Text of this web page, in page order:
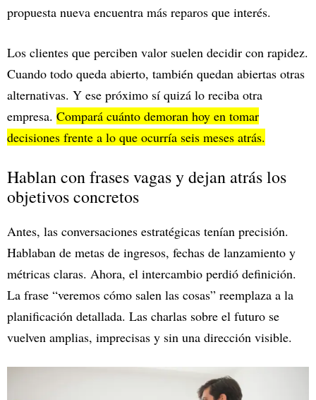
propuesta nueva encuentra más reparos que interés.
Los clientes que perciben valor suelen decidir con rapidez.
Cuando todo queda abierto, también quedan abiertas otras
alternativas. Y ese próximo sí quizá lo reciba otra
empresa. Compará cuánto demoran hoy en tomar
decisiones frente a lo que ocurría seis meses atrás.
Hablan con frases vagas y dejan atrás los
objetivos concretos
Antes, las conversaciones estratégicas tenían precisión.
Hablaban de metas de ingresos, fechas de lanzamiento y
métricas claras. Ahora, el intercambio perdió definición.
La frase “veremos cómo salen las cosas” reemplaza a la
planificación detallada. Las charlas sobre el futuro se
vuelven amplias, imprecisas y sin una dirección visible.